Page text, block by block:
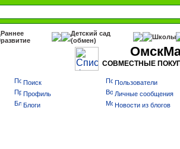
Раннее
развитие
Детский сад
(обмен)
Школы
СОВМЕСТНЫЕ
Поиск
Пользователи
Профиль
Личные сообщения
Блоги
Новости из блогов